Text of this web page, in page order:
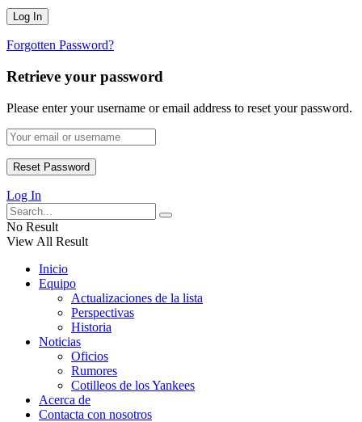
Forgotten Password?
Retrieve your password
Please enter your username or email address to reset your password.
Log In
No Result
View All Result
Inicio
Equipo
Actualizaciones de la lista
Perspectivas
Historia
Noticias
Oficios
Rumores
Cotilleos de los Yankees
Acerca de
Contacta con nosotros